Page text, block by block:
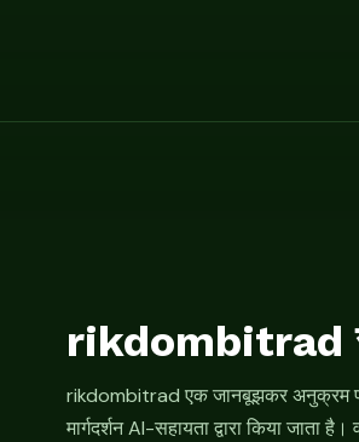
rikdombitrad
rikdombitrad एक जानबूझकर अनुक्रम
मार्गदर्शन AI-सहायता द्वारा किया